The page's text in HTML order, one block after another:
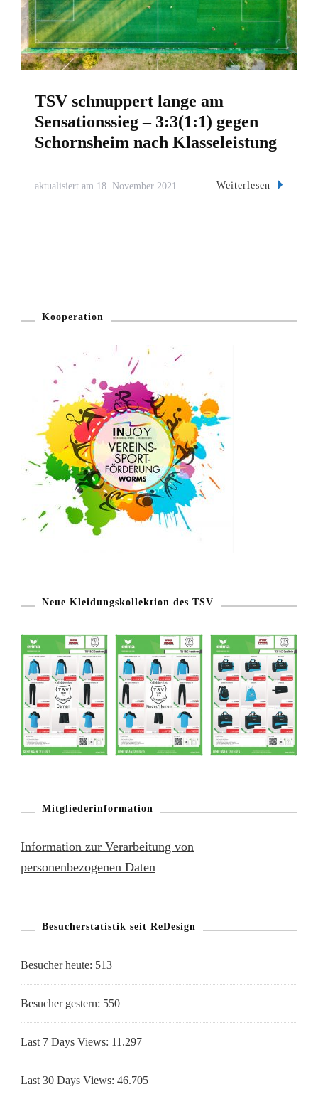
TSV schnuppert lange am
Sensationssieg – 3:3(1:1) gegen
Schornsheim nach Klasseleistung
aktualisiert am 18. November 2021 Weiterlesen
Kooperation
Neue Kleidungskollektion des TSV
Mitgliederinformation
Information zur Verarbeitung von
personenbezogenen Daten
Besucherstatistik seit ReDesign
Besucher heute: 513
Besucher gestern: 550
Last 7 Days Views: 11.297
Last 30 Days Views: 46.705